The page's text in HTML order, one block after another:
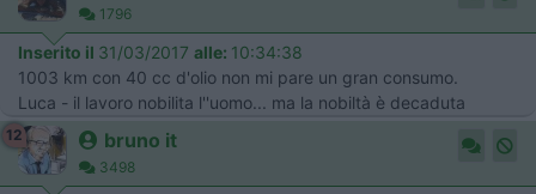
1796
Inserito il 31/03/2017 alle: 10:34:38
1003 km con 40 cc d'olio non mi pare un gran consumo.
Luca - il lavoro nobilita l''uomo... ma la nobiltà è decaduta
12 bruno it
3498